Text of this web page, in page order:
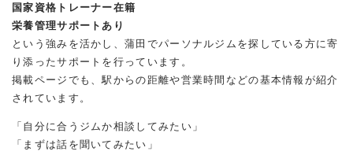
国家資格トレーナー在籍
栄養管理サポートあり
という強みを活かし、蒲田でパーソナルジムを探している方に寄
り添ったサポートを行っています。
掲載ページでも、駅からの距離や営業時間などの基本情報が紹介
されています。
「自分に合うジムか相談してみたい」
「まずは話を聞いてみたい」